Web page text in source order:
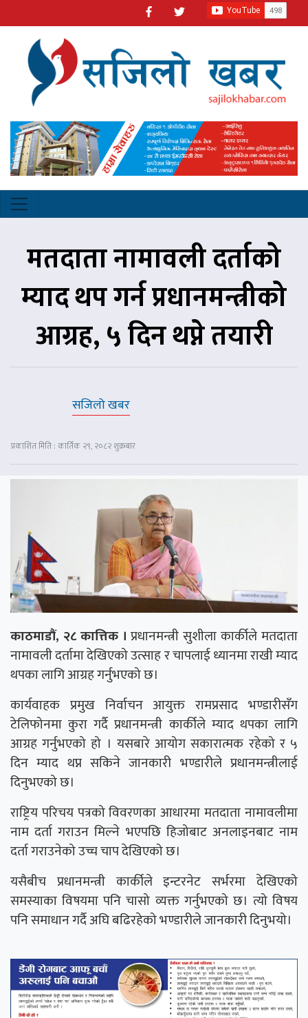
मतदाता नामावली दर्ताको
म्याद थप गर्न प्रधानमन्त्रीको
आग्रह, ५ दिन थप्ने तयारी
सजिलो खबर
प्रकाशित मिति : कार्तिक २९, २०८२ शुक्रबार
काठमाडौं, २८ कात्तिक । प्रधानमन्त्री सुशीला कार्कीले मतदाता
नामावली दर्तामा देखिएको उत्साह र चापलाई ध्यानमा राखी म्याद
थपका लागि आग्रह गर्नुभएको छ।
कार्यवाहक प्रमुख निर्वाचन आयुक्त रामप्रसाद भण्डारीसँग
टेलिफोनमा कुरा गर्दै प्रधानमन्त्री कार्कीले म्याद थपका लागि
आग्रह गर्नुभएको हो । यसबारे आयोग सकारात्मक रहेको र ५
दिन म्याद थप्न सकिने जानकारी भण्डारीले प्रधानमन्त्रीलाई
दिनुभएको छ।
राष्ट्रिय परिचय पत्रको विवरणका आधारमा मतदाता नामावलीमा
नाम दर्ता गराउन मिल्ने भएपछि हिजोबाट अनलाइनबाट नाम
दर्ता गराउनेको उच्च चाप देखिएको छ।
यसैबीच प्रधानमन्त्री कार्कीले इन्टरनेट सर्भरमा देखिएको
समस्याका विषयमा पनि चासो व्यक्त गर्नुभएको छ। त्यो विषय
पनि समाधान गर्दै अघि बढिरहेको भण्डारीले जानकारी दिनुभयो।